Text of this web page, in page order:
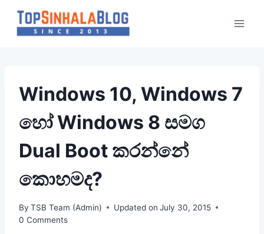
Skip
content
Windows 10, Windows 7
හෝ Windows 8 සමග
Dual Boot කරන්නේ
කොහමද?
By TSB Team (Admin) Updated on July 30, 2015
0 Comments